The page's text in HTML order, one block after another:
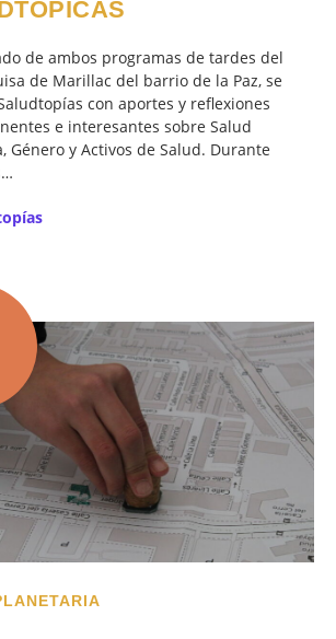
de ambos programas de tardes del
de Marillac del barrio de la Paz, se
con aportes y reflexiones
e interesantes sobre Salud
Género y Activos de Salud. Durante